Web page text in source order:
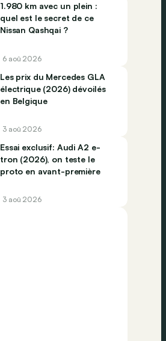
1.980 km avec un plein :
quel est le secret de ce
Nissan Qashqai ?
6 aoû 2026
Les prix du Mercedes GLA
électrique (2026) dévoilés
en Belgique
3 aoû 2026
Essai exclusif: Audi A2 e-
tron (2026), on teste le
proto en avant-première
3 aoû 2026